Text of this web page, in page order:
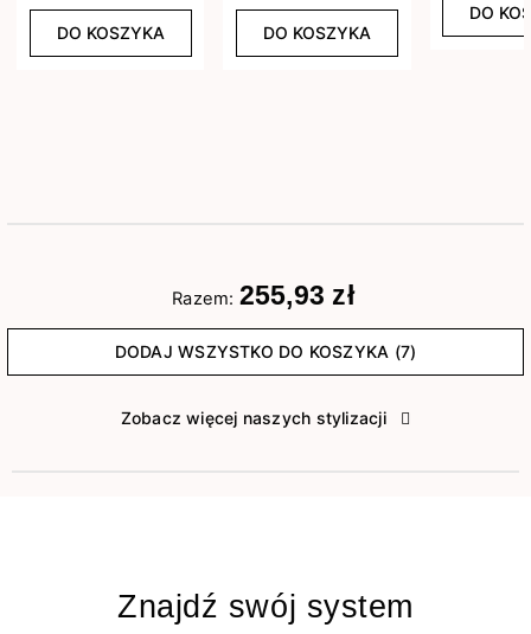
DO KOSZYKA DO KOSZYKA
DO
Razem: 255,93 zł
DODAJ WSZYSTKO DO KOSZYKA (7)
Zobacz więcej naszych stylizacji
Znajdź swój system